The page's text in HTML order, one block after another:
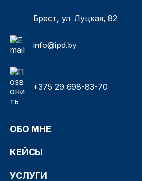
Брест, ул. Луцкая, 82
info@ipd.by
+375 29 698-83-70
ОБО МНЕ
КЕЙСЫ
УСЛУГИ